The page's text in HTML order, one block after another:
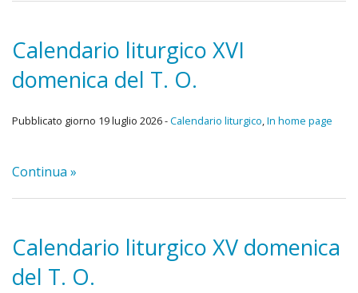
Calendario liturgico II domenica del T. O.
Calendario liturgico XXIV domenica del tempo ordinario
Home
Calendario liturgico XVI
domenica del T. O.
Pubblicato giorno 19 luglio 2026 -Calendario liturgico,In home page
Continua »
Calendario liturgico XV domenica
del T. O.